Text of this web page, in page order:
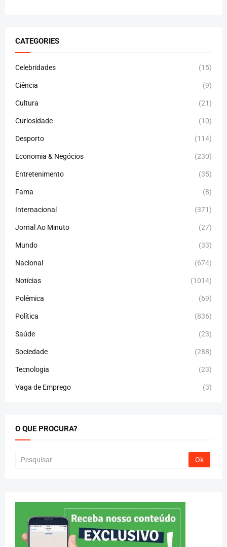
CATEGORIES
Celebridades (15)
Ciência (9)
Cultura (21)
Curiosidade (10)
Desporto (114)
Economia & Negócios (230)
Entretenimento (35)
Fama (8)
Internacional (371)
Jornal Ao Minuto (27)
Mundo (33)
Nacional (674)
Notícias (1014)
Polémica (69)
Política (836)
Saúde (23)
Sociedade (288)
Tecnologia (23)
Vaga de Emprego (3)
O QUE PROCURA?